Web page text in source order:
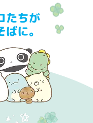
たちが
に。